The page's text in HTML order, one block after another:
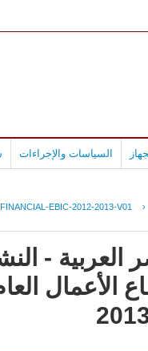
السياسات والإجراءات
EBIC-2012-2013-V01 ›
-